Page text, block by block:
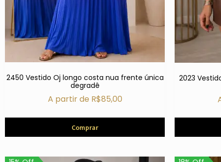
2450 Vestido Oj longo costa nua frente única
degradê
A partir de R$85,00
Comprar
2023